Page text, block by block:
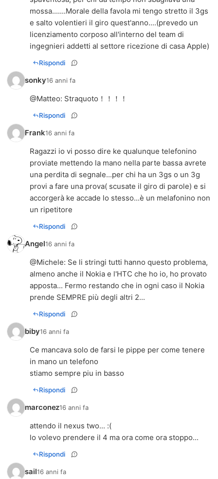
mossa.......Morale della favola mi tengo stretto il 3gs
e salto volentieri il giro quest'anno....(prevedo un
licenziamento corposo all'interno del team di
ingegnieri addetti al settore ricezione di casa Apple)
Rispondi
sonky16 anni fa
@Matteo: Straquoto！！！！
Rispondi
Frank16 anni fa
Ragazzi io vi posso dire ke qualunque telefonino
proviate mettendo la mano nella parte bassa avrete
una perdita di segnale...per chi ha un 3gs o un 3g
provi a fare una prova( scusate il giro di parole) e si
accorgerà ke accade lo stesso...è un melafonino non
un ripetitore
Rispondi
Angel16 anni fa
@Michele: Se li stringi tutti hanno questo problema,
almeno anche il Nokia e l'HTC che ho io, ho provato
apposta... Fermo restando che in ogni caso il Nokia
prende SEMPRE più degli altri 2...
Rispondi
biby16 anni fa
Ce mancava solo de farsi le pippe per come tenere
in mano un telefono
stiamo sempre piu in basso
Rispondi
marconez16 anni fa
attendo il nexus two... :(
lo volevo prendere il 4 ma ora come ora stoppo...
Rispondi
sail16 anni fa